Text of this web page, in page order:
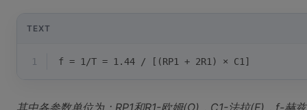
TEXT
1 f = 1/T = 1.44 / [(RP1 + 2R1) × C1]
其中各参数单位为：RP1和R1-欧姆(Ω)，C1-法拉(F)，f-赫